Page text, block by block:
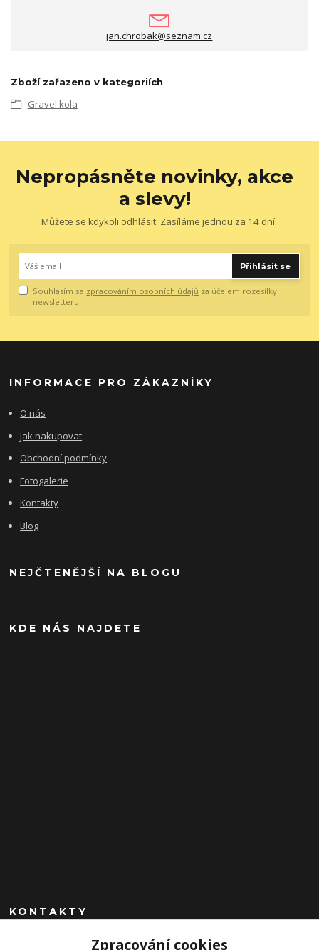
jan.chrobak@seznam.cz
Zboží zařazeno v kategoriích
Gravel kola
Nepropásněte novinky, akce
a slevy!
Můžete se kdykoli odhlásit. Zasíláme jednou za 14 dní.
Přihlásit se
Souhlasím se zpracováním osobních údajů za účelem rozesílky
newsletteru.
INFORMACE PRO ZÁKAZNÍKY
O nás
Jak nakupovat
Obchodní podmínky
Fotogalerie
Kontakty
Blog
NEJČTENĚJŠÍ NA BLOGU
KDE NÁS NAJDETE
KONTAKTY
+420 602 260 963Zpracování cookies